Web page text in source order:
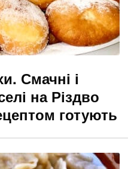
Смачні і
на Різдво
готують